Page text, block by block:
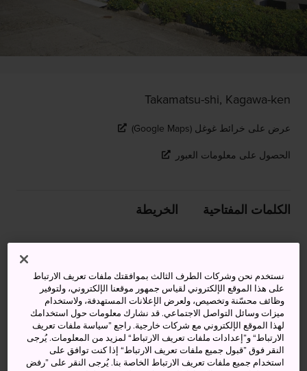
Takamatsu-shi, Kagawa-ken
عرض على خرائط غوغل (Google Maps)
الحصول على معلومات العبور
الكلمات المفتاحية الخريطة
ميغي
هناك أسطورة شهيرة عن إحدى الجُزر الصغيرة الواقعة قُبالة
مدينة تاكاماتسو وهي جزيرة ميغي -المُسماة أيضًا أونيغاشيما-
التي يُقال إنها كانت قديمًا موطنًا للشياطين.
نستخدم نحن وشركات الطرف الثالث بموافقتك ملفات تعريف الارتباط
على هذا الموقع الإلكتروني لقياس جمهور موقعنا الإلكتروني، ولتوفير
وظائف محسّنة وتخصيص، ولعرض الإعلانات المستهدفة، ولاستخدام
ميزات وسائل التواصل الاجتماعي. قد نشارك معلومات حول استخدامك
لهذا الموقع الإلكتروني مع شركات خارجية. راجع ”سياسة ملفات تعريف
الارتباط“ و”إعدادات ملفات تعريف الارتباط“ لمزيد من المعلومات. يُرجى
النقر فوق ”قبول جميع ملفات تعريف الارتباط“ إذا كنت توافق على
استخدام جميع ملفات تعريف الارتباط الخاصة بنا. يُرجى النقر على ”رفض